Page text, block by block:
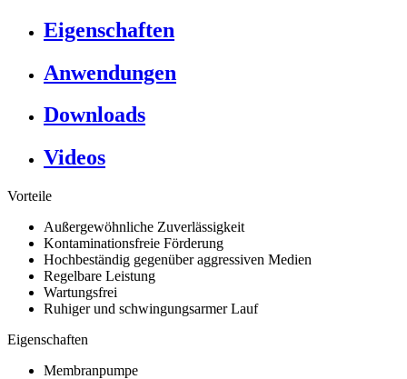
Eigenschaften
Anwendungen
Downloads
Videos
Vorteile
Außergewöhnliche Zuverlässigkeit
Kontaminationsfreie Förderung
Hochbeständig gegenüber aggressiven Medien
Regelbare Leistung
Wartungsfrei
Ruhiger und schwingungsarmer Lauf
Eigenschaften
Membranpumpe